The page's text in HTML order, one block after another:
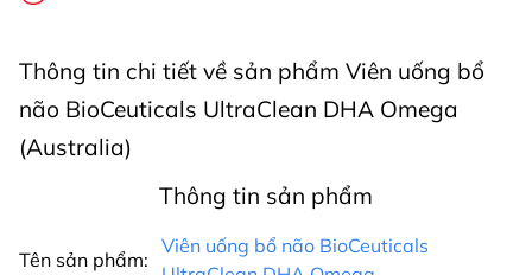
Thông tin chi tiết về sản phẩm Viên uống bổ
não BioCeuticals UltraClean DHA Omega
(Australia)
Thông tin sản phẩm
Tên sản phẩm:
Viên uống bổ não BioCeuticals